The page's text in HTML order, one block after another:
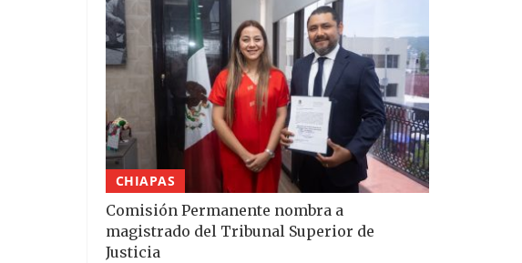
CHIAPAS
Comisión Permanente nombra a
magistrado del Tribunal Superior de
Justicia